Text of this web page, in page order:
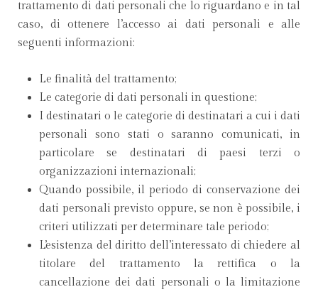
trattamento di dati personali che lo riguardano e in tal
caso, di ottenere l’accesso ai dati personali e alle
seguenti informazioni:
Le finalità del trattamento;
Le categorie di dati personali in questione;
I destinatari o le categorie di destinatari a cui i dati
personali sono stati o saranno comunicati, in
particolare se destinatari di paesi terzi o
organizzazioni internazionali;
Quando possibile, il periodo di conservazione dei
dati personali previsto oppure, se non è possibile, i
criteri utilizzati per determinare tale periodo;
L’esistenza del diritto dell’interessato di chiedere al
titolare del trattamento la rettifica o la
cancellazione dei dati personali o la limitazione